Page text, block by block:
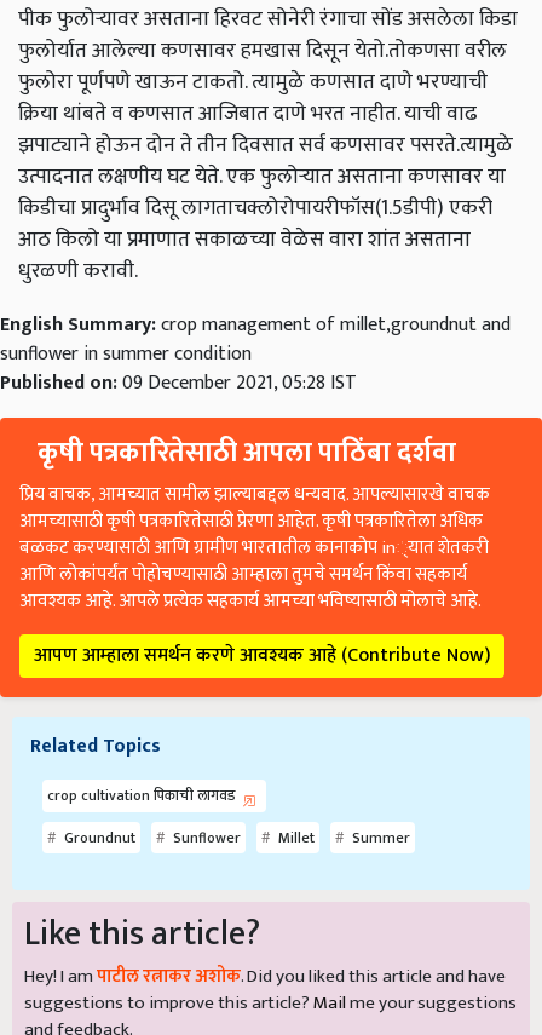
पीक फुलोऱ्यावर असताना हिरवट सोनेरी रंगाचा सोंड असलेला किडा
फुलोर्यात आलेल्या कणसावर हमखास दिसून येतो.तोकणसा वरील
फुलोरा पूर्णपणे खाऊन टाकतो. त्यामुळे कणसात दाणे भरण्याची
क्रिया थांबते व कणसात आजिबात दाणे भरत नाहीत. याची वाढ
झपाट्याने होऊन दोन ते तीन दिवसात सर्व कणसावर पसरते.त्यामुळे
उत्पादनात लक्षणीय घट येते. एक फुलोऱ्यात असताना कणसावर या
किडीचा प्रादुर्भाव दिसू लागताचक्लोरोपायरीफॉस(1.5डीपी) एकरी
आठ किलो या प्रमाणात सकाळच्या वेळेस वारा शांत असताना
धुरळणी करावी.
English Summary:crop management of millet,groundnut and
sunflower in summer condition
Published on:09 December 2021, 05:28 IST
कृषी पत्रकारितेसाठी आपला पाठिंबा दर्शवा
प्रिय वाचक, आमच्यात सामील झाल्याबद्दल धन्यवाद. आपल्यासारखे वाचक
आमच्यासाठी कृषी पत्रकारितेसाठी प्रेरणा आहेत. कृषी पत्रकारितेला अधिक
बळकट करण्यासाठी आणि ग्रामीण भारतातील कानाकोप in्यात शेतकरी
आणि लोकांपर्यंत पोहोचण्यासाठी आम्हाला तुमचे समर्थन किंवा सहकार्य
आवश्यक आहे. आपले प्रत्येक सहकार्य आमच्या भविष्यासाठी मोलाचे आहे.
आपण आम्हाला समर्थन करणे आवश्यक आहे (Contribute Now)
Related Topics
crop cultivation पिकाची लागवड
Groundnut
Sunflower Millet Summer
Like this article?
Hey! I amपाटील रत्नाकर अशोक. Did you liked this article and have
suggestions to improve this article?Mailme your suggestions